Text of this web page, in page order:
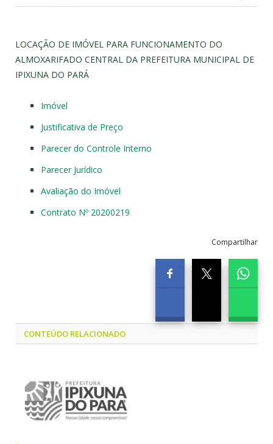
LOCAÇÃO DE IMÓVEL PARA FUNCIONAMENTO DO
ALMOXARIFADO CENTRAL DA PREFEITURA MUNICIPAL DE
IPIXUNA DO PARÁ
Imóvel
Justificativa de Preço
Parecer do Controle Interno
Parecer Jurídico
Avaliação do Imóvel
Contrato Nº 20200219
Compartilhar
CONTEÚDO RELACIONADO